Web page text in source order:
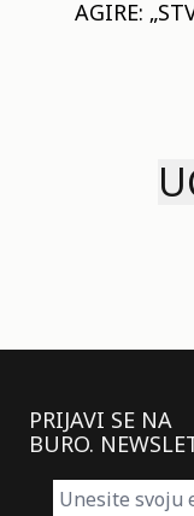
AGIRE:
PRIJAVI SE NA
BURO.